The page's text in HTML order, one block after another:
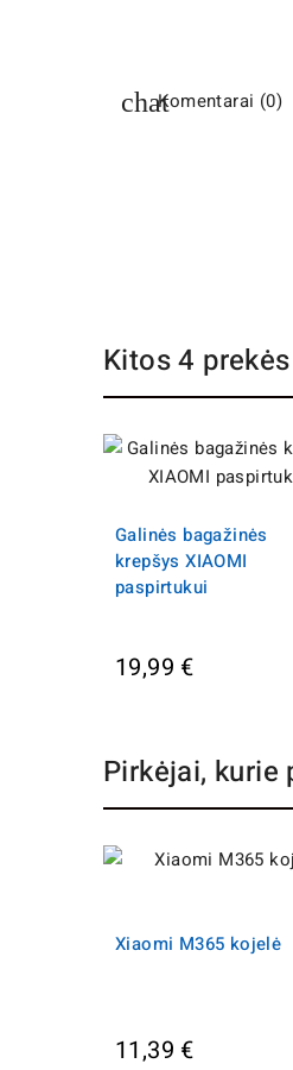
Komentarai (0)
Kitos 4
Galinės bagažinės
krepšys XIAOMI
paspirtukui
19,99 €
Pirkėjai, kurie
Xiaomi M365 kojelė
11,39 €